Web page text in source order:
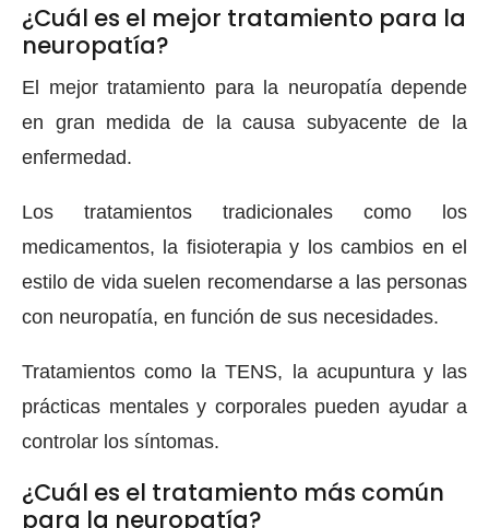
¿Cuál es el mejor tratamiento para la
neuropatía?
El mejor tratamiento para la neuropatía depende
en gran medida de la causa subyacente de la
enfermedad.
Los tratamientos tradicionales como los
medicamentos, la fisioterapia y los cambios en el
estilo de vida suelen recomendarse a las personas
con neuropatía, en función de sus necesidades.
Tratamientos como la TENS, la acupuntura y las
prácticas mentales y corporales pueden ayudar a
controlar los síntomas.
¿Cuál es el tratamiento más común
para la neuropatía?